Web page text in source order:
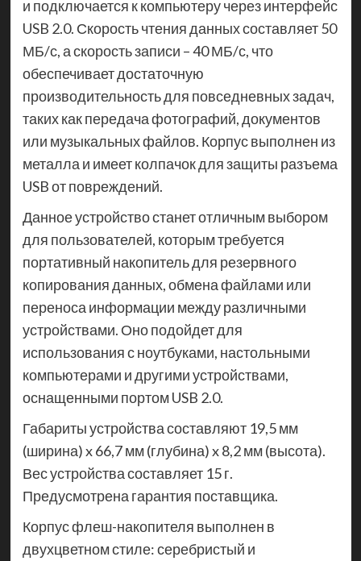
и подключается к компьютеру через интерфейс
USB 2.0. Скорость чтения данных составляет 50
МБ/с, а скорость записи – 40 МБ/с, что
обеспечивает достаточную
производительность для повседневных задач,
таких как передача фотографий, документов
или музыкальных файлов. Корпус выполнен из
металла и имеет колпачок для защиты разъема
USB от повреждений.
Данное устройство станет отличным выбором
для пользователей, которым требуется
портативный накопитель для резервного
копирования данных, обмена файлами или
переноса информации между различными
устройствами. Оно подойдет для
использования с ноутбуками, настольными
компьютерами и другими устройствами,
оснащенными портом USB 2.0.
Габариты устройства составляют 19,5 мм
(ширина) x 66,7 мм (глубина) x 8,2 мм (высота).
Вес устройства составляет 15 г.
Предусмотрена гарантия поставщика.
Корпус флеш-накопителя выполнен в
двухцветном стиле: серебристый и